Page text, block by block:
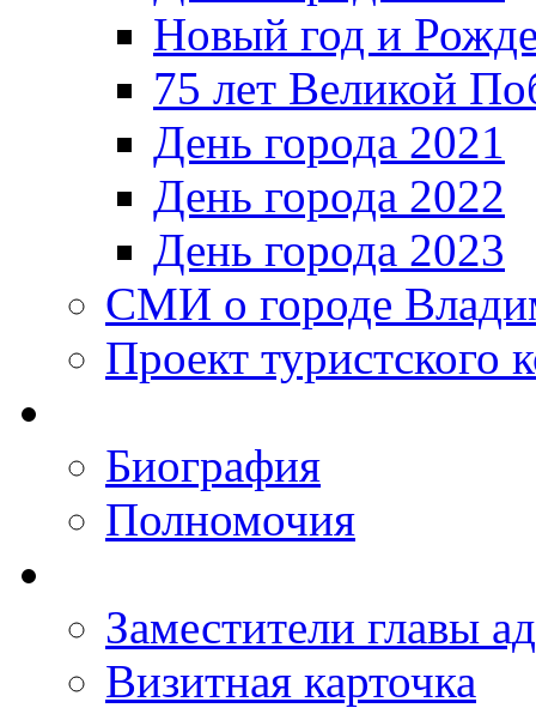
Новый год и
75 лет Великой
День города 2021
День города 2022
День города 2023
СМИ о городе
Проект туристского
Биография
Полномочия
Заместители главы
Визитная карточка